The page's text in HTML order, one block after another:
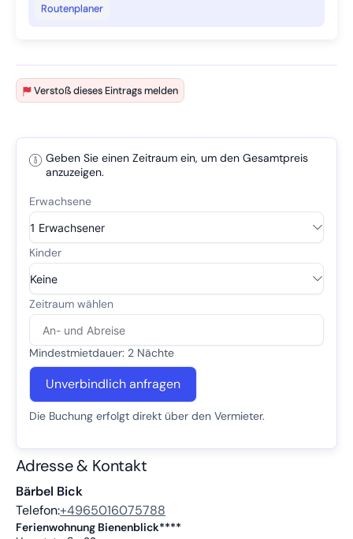
Routenplaner
Verstoß dieses Eintrags melden
Geben Sie einen Zeitraum ein, um den Gesamtpreis
anzuzeigen.
Mindestmietdauer: 2 Nächte
Unverbindlich anfragen
Die Buchung erfolgt direkt über den Vermieter.
Adresse & Kontakt
Bärbel Bick
Telefon:+4965016075788
Ferienwohnung Bienenblick****